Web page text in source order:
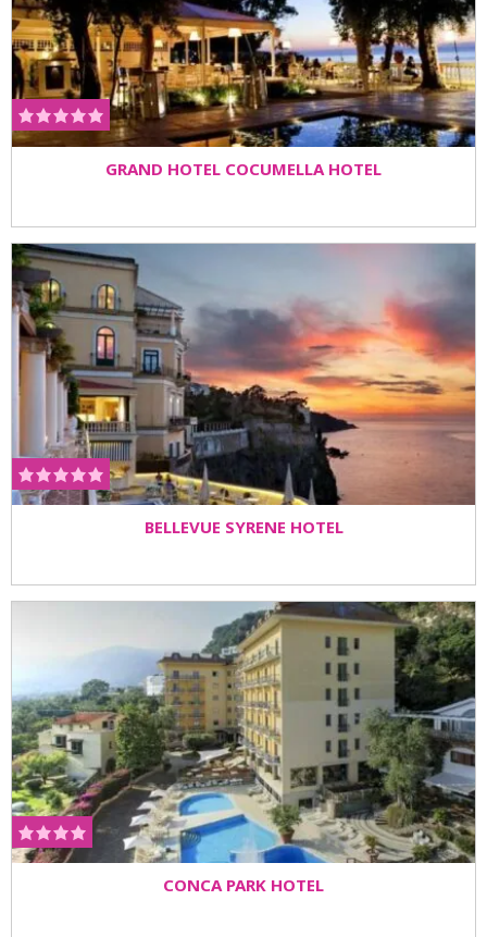
GRAND HOTEL COCUMELLA HOTEL
BELLEVUE SYRENE HOTEL
CONCA PARK HOTEL